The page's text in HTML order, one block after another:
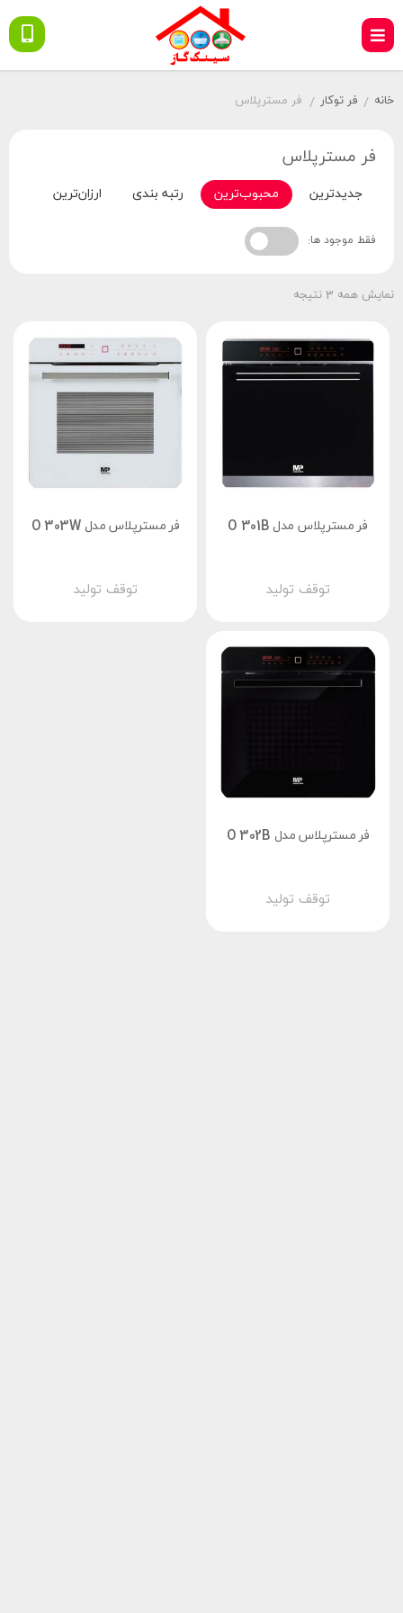
خانه / فر توکار / فر مسترپلاس
فر مسترپلاس
جدیدترین محبوب‌ترین رتبه بندی ارزان‌ترین
فقط موجود ها:
نمایش همه 3 نتیجه
فر مسترپلاس مدل O 301B
توقف تولید
فر مسترپلاس مدل O 303W
توقف تولید
فر مسترپلاس مدل O 302B
توقف تولید